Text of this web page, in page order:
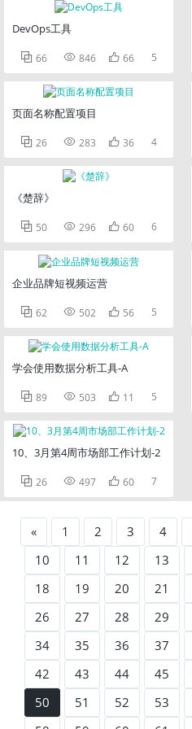
DevOps工具
 66  846  66 5
页面名称配置项目
 26  283  36 4
《楚辞》
 50  296  60 6
企业品牌短视频运营
 62  502  56 5
学会使用数据分析工具-A
 89  503  11 5
10、3月第4周市场部工作计划-2
 26  497  60 7
« 1 2 3 4
10
11 12 13
18
19 20 21
26
27 28 29
34
35 36 37
42
43 44 45
50
51 52 53